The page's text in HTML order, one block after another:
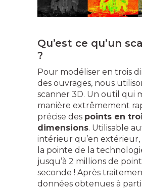
Qu’est ce qu’un
?
Pour modéliser en trois
des ouvrages, nous
scanner 3D. Un outil qui
manière extrêmement
précise des points en
dimensions. Utilisable
intérieur qu’en
la pointe de la
jusqu’à 2 millions de
seconde ! Après
données obtenues à